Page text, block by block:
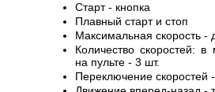
Старт - кнопка
Плавный старт и стоп
Максимальная скорость -
Количество скоростей:
на пульте - 3 шт.
Переключение скоростей